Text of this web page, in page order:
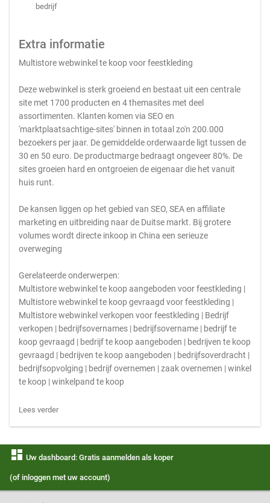
bedrijf
Extra informatie
Multistore webwinkel te koop voor feestkleding
Deze webwinkel is sterk groeiend en bestaat uit een centrale
site met 1700 producten en 4 themasites met deel
assortimenten. Klanten komen via SEO en
'marktplaatsachtige-sites' binnen in totaal zo'n 200.000
bezoekers per jaar. De gemiddelde orderwaarde ligt tussen de
30 en 50 euro. De productmarge bedraagt ongeveer 80%. De
sites groeien hard en ontgroeien de eigenaar die het vanuit
huis runt.
De kansen liggen op het gebied van SEO, SEA en affiliate
marketing en uitbreiding naar de Duitse markt. Bij grotere
volumes wordt directe inkoop in China een serieuze
overweging
Gerelateerde onderwerpen:
Multistore webwinkel te koop aangeboden voor feestkleding |
Multistore webwinkel te koop gevraagd voor feestkleding |
Multistore webwinkel verkopen voor feestkleding | Bedrijf
verkopen | bedrijfsovernames | bedrijfsovername | bedrijf te
koop gevraagd | bedrijf te koop aangeboden | bedrijven te koop
gevraagd | bedrijven te koop aangeboden | bedrijfsoverdracht |
bedrijfsopvolging | bedrijf overnemen | zaak overnemen | winkel
te koop | winkelpand te koop
Lees verder
dashboard Uw dashboard: Gratis aanmelden als koper
(of inloggen met uw account)